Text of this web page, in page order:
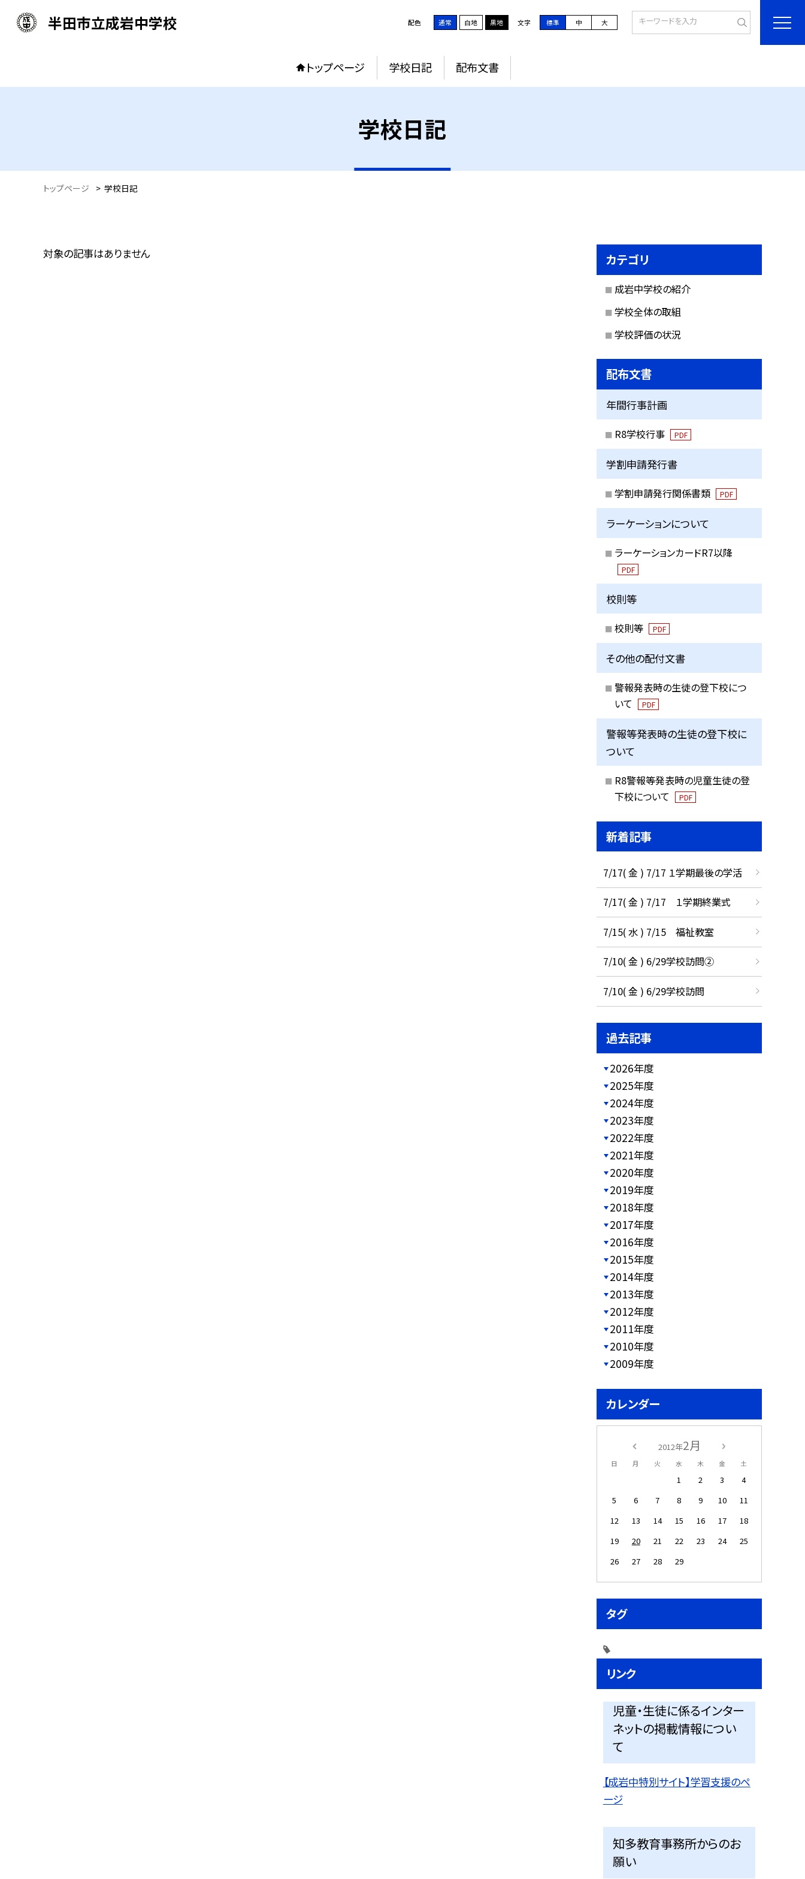
半田市立成岩中学校 配色 通常 白地 黒地 文字 標準 中 大
トップページ 学校日記 配布文書
学校日記
トップページ > 学校日記
対象の記事はありません カテゴリ
成岩中学校の紹介
学校全体の取組
学校評価の状況
配布文書
年間行事計画
R8学校行事 PDF
学割申請発行書
学割申請発行関係書類 PDF
ラーケーションについて
ラーケーションカードR7以降
PDF
校則等
校則等 PDF
その他の配付文書
警報発表時の生徒の登下校につ
いて
PDF
警報等発表時の生徒の登下校に
ついて
R8警報等発表時の児童生徒の登
下校について
PDF
新着記事
7/17( 金 ) 7/17 １学期最後の学活
7/17( 金 ) 7/17 １学期終業式
7/15( 水 ) 7/15 福祉教室
7/10( 金 ) 6/29学校訪問②
7/10( 金 ) 6/29学校訪問
過去記事
2026年度
2025年度
2024年度
2023年度
2022年度
2021年度
2020年度
2019年度
2018年度
2017年度
2016年度
2015年度
2014年度
2013年度
2012年度
2011年度
2010年度
2009年度
カレンダー
2012年2月
日 月 火 水 木 金 土
1 2 3
4
5
6 7 8 9 10
11
12
13 14 15 16 17
18
19
20 21 22 23 24
25
26
27 28 29
タグ
リンク
児童・生徒に係るインター
ネットの掲載情報につい
て
【成岩中特別サイト】学習支援のペ
ージ
知多教育事務所からのお
願い